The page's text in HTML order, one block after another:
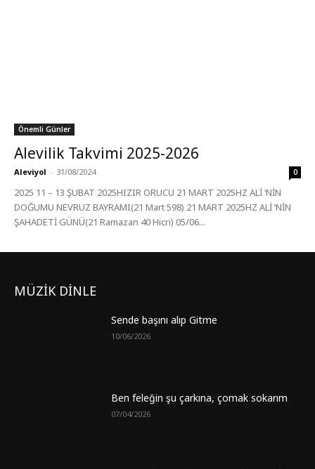
Önemli Günler
Alevilik Takvimi 2025-2026
Aleviyol - 31/08/2024 0
2025 11 – 13 ŞUBAT 2025HIZIR ORUCU 21 MART 2025HZ ALİ ‘NİN
DOĞUMU NEVRUZ BAYRAMI(21 Mart 598) 21 MART 2025HZ ALİ ‘NİN
ŞAHADETİ GÜNÜ(21 Ramazan 40 Hicri) 05/06...
MÜZİK DİNLE
Sende başını alıp Gitme
10/06/2026
Ben feleğin şu çarkına, çomak sokarım
07/04/2026